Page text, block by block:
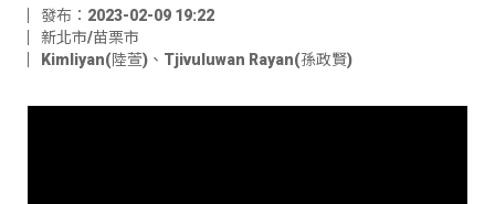
發布：2023-02-09 19:22
新北市/苗栗市
Kimliyan(陸萱) 、 Tjivuluwan Rayan(孫政賢)